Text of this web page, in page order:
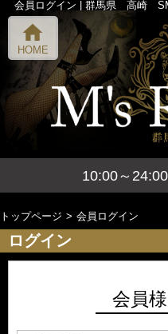
会員ログイン | 群馬県 高崎 SM
10:00～
home
HOME
トップページ 会員ログイン
ログイン
会員